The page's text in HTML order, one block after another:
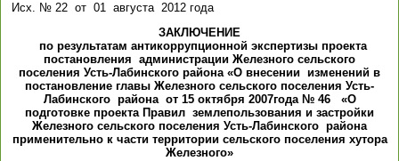
Исх. № 22 от 01 августа 2012 года
ЗАКЛЮЧЕНИЕ
по результатам антикоррупционной экспертизы проекта
постановления администрации Железного сельского
поселения Усть-Лабинского района «О внесении изменений в
постановление главы Железного сельского поселения Усть-
Лабинского района от 15 октября 2007года № 46 «О
подготовке проекта Правил землепользования и застройки
Железного сельского поселения Усть-Лабинского района
применительно к части территории сельского поселения хутора
Железного»